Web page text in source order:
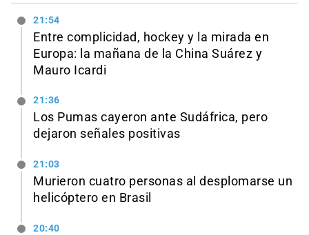
21:54
Entre complicidad, hockey y la mirada en
Europa: la mañana de la China Suárez y
Mauro Icardi
21:36
Los Pumas cayeron ante Sudáfrica, pero
dejaron señales positivas
21:03
Murieron cuatro personas al desplomarse un
helicóptero en Brasil
20:40